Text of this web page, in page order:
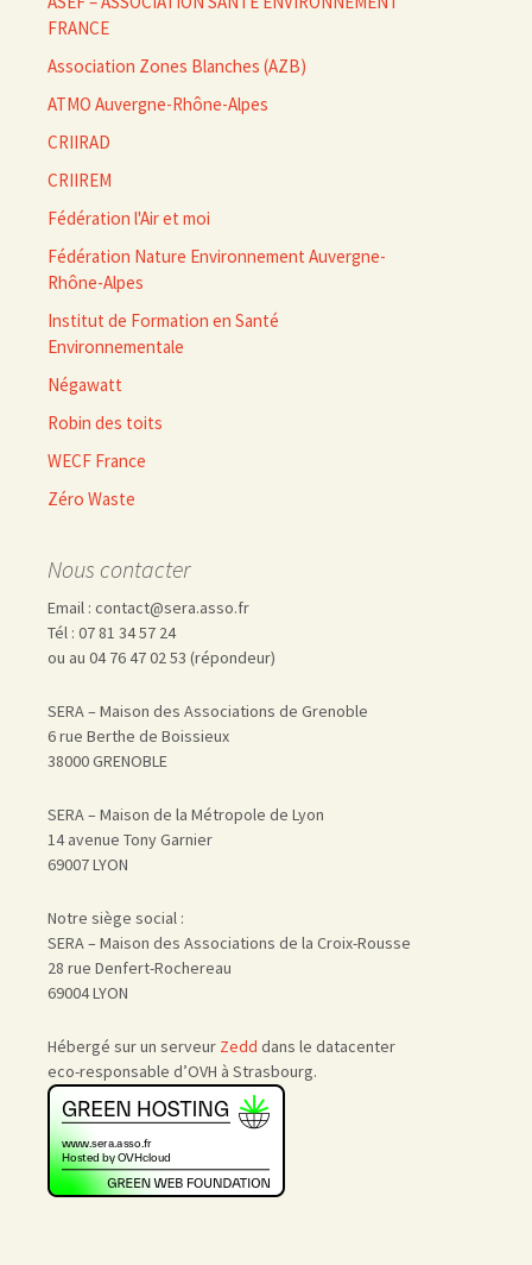
FRANCE
Association Zones Blanches (AZB)
ATMO Auvergne-Rhône-Alpes
CRIIRAD
CRIIREM
Fédération l'Air et moi
Fédération Nature Environnement Auvergne-
Rhône-Alpes
Institut de Formation en Santé
Environnementale
Négawatt
Robin des toits
WECF France
Zéro Waste
Nous contacter
Email : contact@sera.asso.fr
Tél : 07 81 34 57 24
ou au 04 76 47 02 53 (répondeur)
SERA – Maison des Associations de Grenoble
6 rue Berthe de Boissieux
38000 GRENOBLE
SERA – Maison de la Métropole de Lyon
14 avenue Tony Garnier
69007 LYON
Notre siège social :
SERA – Maison des Associations de la Croix-Rousse
28 rue Denfert-Rochereau
69004 LYON
Hébergé sur un serveur Zedd dans le datacenter
eco-responsable d’OVH à Strasbourg.